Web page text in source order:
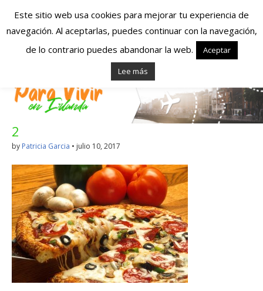
Españoles en
Irlanda – Vivir en
Irlanda – Trabajo
en Irlanda –
Alojamiento en
Irlanda
Blog dedicado a los que viven, estudian y trabajan en
Irlanda!
2
by Patricia Garcia • julio 10, 2017
Este sitio web usa cookies para mejorar tu experiencia de
navegación. Al aceptarlas, puedes continuar con la navegación,
de lo contrario puedes abandonar la web.
Aceptar
Lee más